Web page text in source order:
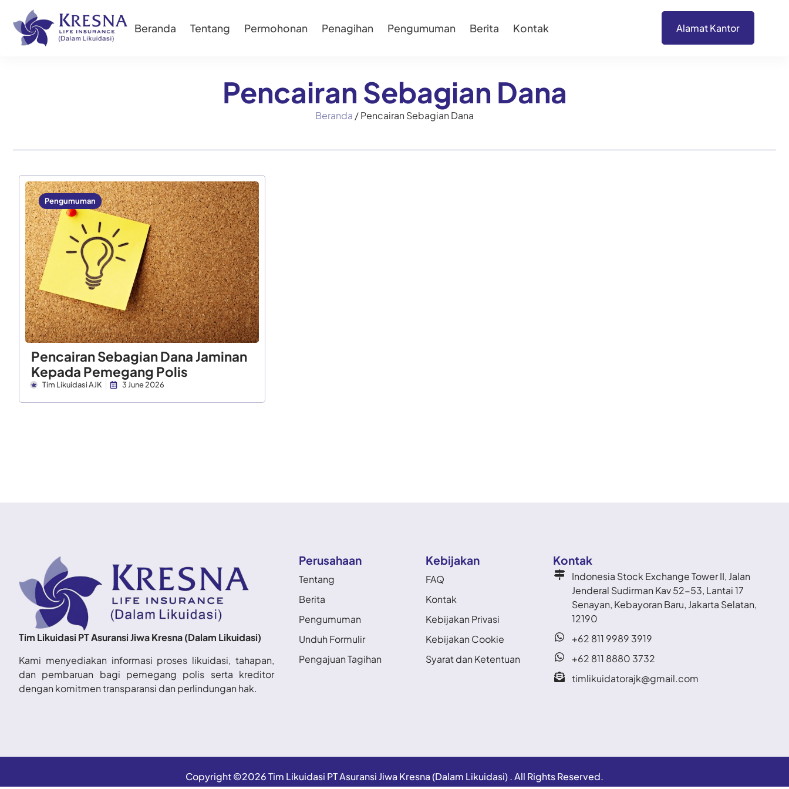
Beranda Tentang Permohonan Penagihan Pengumuman Berita Kontak Alamat Kantor
Pencairan Sebagian Dana
Beranda /Pencairan Sebagian Dana
Pengumuman
Pencairan Sebagian Dana Jaminan
Kepada Pemegang Polis
Tim Likuidasi AJK 3 June 2026
Tim Likuidasi PT Asuransi Jiwa Kresna (Dalam Likuidasi)
Kami menyediakan informasi proses likuidasi, tahapan,
dan pembaruan bagi pemegang polis serta kreditor
dengan komitmen transparansi dan perlindungan hak.
Perusahaan
Tentang
Berita
Pengumuman
Unduh Formulir
Pengajuan Tagihan
Kebijakan
FAQ
Kontak
Kebijakan Privasi
Kebijakan Cookie
Syarat dan Ketentuan
Kontak
Indonesia Stock Exchange Tower II, Jalan
Jenderal Sudirman Kav 52-53, Lantai 17
Senayan, Kebayoran Baru, Jakarta Selatan,
12190
+62 811 9989 3919
+62 811 8880 3732
timlikuidatorajk@gmail.com
Copyright ©2026 Tim Likuidasi PT Asuransi Jiwa Kresna (Dalam Likuidasi) . All Rights Reserved.